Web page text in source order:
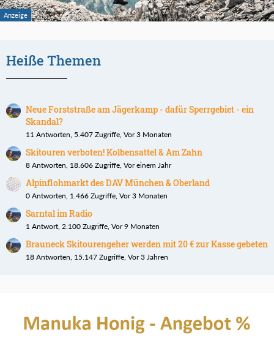
Heiße Themen
Neue Forststraße am Jägerkamp - dafür Sperrgebiet - ein
Skandal?
11 Antworten, 5.407 Zugriffe, Vor 3 Monaten
Skitouren verboten! Kolbensattel & Am Zahn
8 Antworten, 18.606 Zugriffe, Vor einem Jahr
Alpinflohmarkt des DAV München & Oberland
0 Antworten, 1.466 Zugriffe, Vor 3 Monaten
Sarntal im Radio
1 Antwort, 2.100 Zugriffe, Vor 9 Monaten
Brauneck Skitourengeher werden mit 20 € zur Kasse gebeten
18 Antworten, 15.147 Zugriffe, Vor 3 Jahren